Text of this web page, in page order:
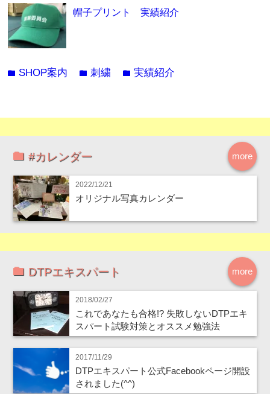
帽子プリント 実績紹介
folder SHOP案内 folder刺繍 folder実績紹介
more
#カレンダー
2022/12/21
オリジナル写真カレンダー
more
DTPエキスパート
2018/02/27
これであなたも合格!? 失敗しないDTPエキ
スパート試験対策とオススメ勉強法
2017/11/29
DTPエキスパート公式Facebookページ開設
されました(^^)